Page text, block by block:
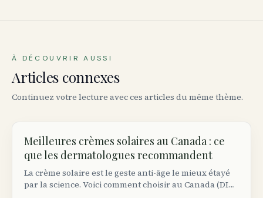
À DÉCOUVRIR AUSSI
Articles connexes
Continuez votre lecture avec ces articles du même thème.
Meilleures crèmes solaires au Canada : ce
que les dermatologues recommandent
La crème solaire est le geste anti-âge le mieux étayé
par la science. Voici comment choisir au Canada (DIN